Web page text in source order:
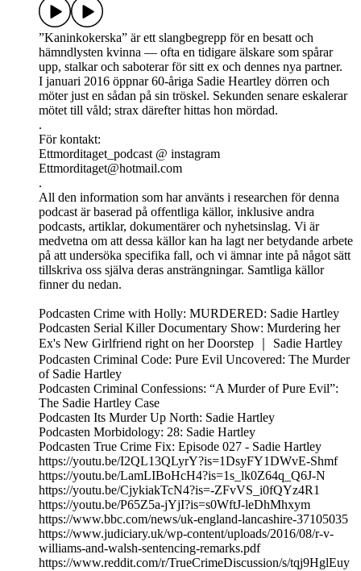
”Kaninkokerska” är ett slangbegrepp för en besatt och
hämndlysten kvinna — ofta en tidigare älskare som spårar
upp, stalkar och saboterar för sitt ex och dennes nya partner.
I januari 2016 öppnar 60‑åriga Sadie Heartley dörren och
möter just en sådan på sin tröskel. Sekunden senare eskalerar
mötet till våld; strax därefter hittas hon mördad.
.
För kontakt:
Ettmorditaget_podcast @ instagram
Ettmorditaget@hotmail.com
.
All den information som har använts i researchen för denna
podcast är baserad på offentliga källor, inklusive andra
podcasts, artiklar, dokumentärer och nyhetsinslag. Vi är
medvetna om att dessa källor kan ha lagt ner betydande arbete
på att undersöka specifika fall, och vi ämnar inte på något sätt
tillskriva oss själva deras ansträngningar. Samtliga källor
finner du nedan.
Podcasten Crime with Holly: MURDERED: Sadie Hartley
Podcasten Serial Killer Documentary Show: Murdering her
Ex's New Girlfriend right on her Doorstep ｜ Sadie Hartley
Podcasten Criminal Code: Pure Evil Uncovered: The Murder
of Sadie Hartley
Podcasten Criminal Confessions: “A Murder of Pure Evil”:
The Sadie Hartley Case
Podcasten Its Murder Up North: Sadie Hartley
Podcasten Morbidology: 28: Sadie Hartley
Podcasten True Crime Fix: Episode 027 - Sadie Hartley
https://youtu.be/I2QL13QLyrY?is=1DsyFY1DWvE-Shmf
https://youtu.be/LamLIBoHcH4?is=1s_lk0Z64q_Q6J-N
https://youtu.be/CjykiakTcN4?is=-ZFvVS_i0fQYz4R1
https://youtu.be/P65Z5a-jYjI?is=s0WftJ-leDhMhxym
https://www.bbc.com/news/uk-england-lancashire-37105035
https://www.judiciary.uk/wp-content/uploads/2016/08/r-v-
williams-and-walsh-sentencing-remarks.pdf
https://www.reddit.com/r/TrueCrimeDiscussion/s/tqj9HglEuy